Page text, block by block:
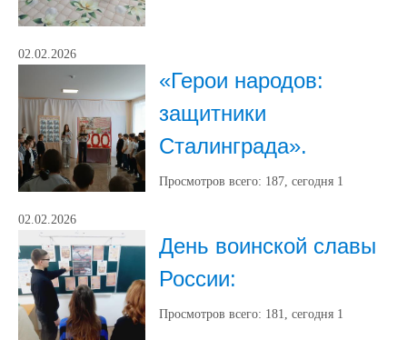
02.02.2026
«Герои народов:
защитники
Сталинграда».
Просмотров всего: 187, сегодня 1
02.02.2026
День воинской славы
России:
Просмотров всего: 181, сегодня 1